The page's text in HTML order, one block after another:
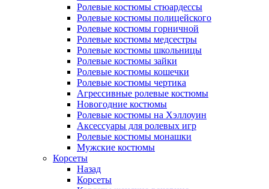
Ролевые костюмы стюардессы
Ролевые костюмы полицейского
Ролевые костюмы горничной
Ролевые костюмы медсестры
Ролевые костюмы школьницы
Ролевые костюмы зайки
Ролевые костюмы кошечки
Ролевые костюмы чертика
Агрессивные ролевые костюмы
Новогодние костюмы
Ролевые костюмы на Хэллоуин
Аксессуары для ролевых игр
Ролевые костюмы монашки
Мужские костюмы
Корсеты
Назад
Корсеты